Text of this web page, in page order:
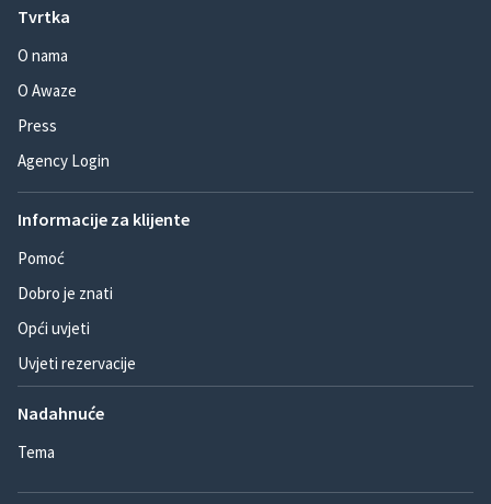
Tvrtka
O nama
O Awaze
Press
Agency Login
Informacije za klijente
Pomoć
Dobro je znati
Opći uvjeti
Uvjeti rezervacije
Nadahnuće
Tema